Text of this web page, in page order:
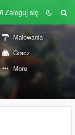
Zaloguj się
Malowania
Gracz
More